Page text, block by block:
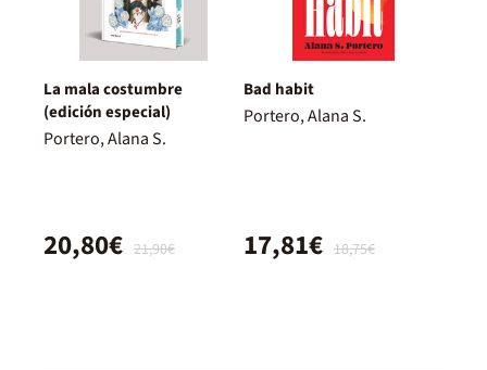
La mala costumbre
(edición especial)
Portero, Alana S.
21,90€
20,80€
Bad habit
Portero, Alana S.
18,75€
17,81€